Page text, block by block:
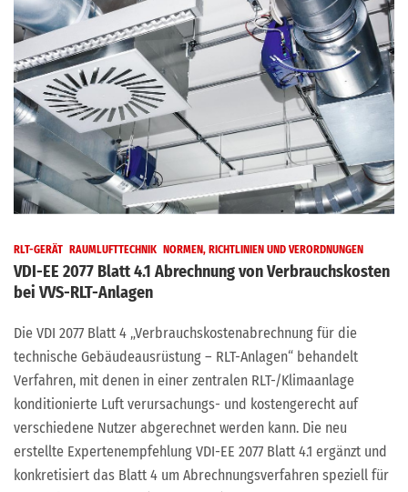
RLT-GERÄT RAUMLUFTTECHNIK NORMEN, RICHTLINIEN UND VERORDNUNGEN
VDI-EE 2077 Blatt 4.1 Abrechnung von Verbrauchskosten
bei VVS-RLT-Anlagen
Die VDI 2077 Blatt 4 „Verbrauchskostenabrechnung für die
technische Gebäudeausrüstung – RLT-Anlagen“ behandelt
Verfahren, mit denen in einer zentralen RLT-/Klimaanlage
konditionierte Luft verursachungs- und kostengerecht auf
verschiedene Nutzer abgerechnet werden kann. Die neu
erstellte Expertenempfehlung VDI-EE 2077 Blatt 4.1 ergänzt und
konkretisiert das Blatt 4 um Abrechnungsverfahren speziell für